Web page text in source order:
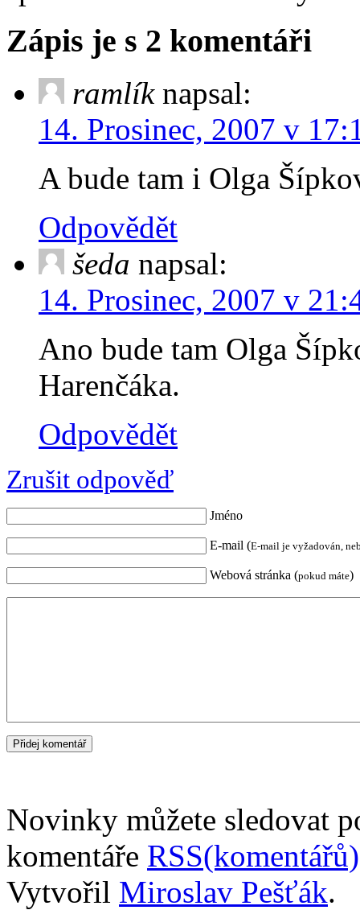
Zápis je s 2 komentáři
ramlík napsal:
14. Prosinec, 2007 v
A bude tam i Olga
Odpovědět
šeda napsal:
14. Prosinec, 2007 v
Ano bude tam Olga
Harenčáka.
Odpovědět
Zrušit odpověď
Jméno
E-mail (E-mail je vyžadován,
Webová stránka (pokud máte)
Novinky můžete sledovat
komentáře RSS(komentářů)
Vytvořil Miroslav Pešťák.